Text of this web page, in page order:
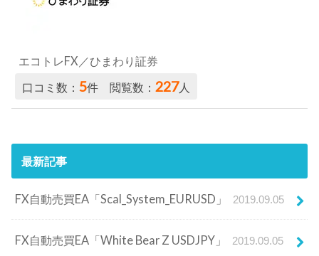
エコトレFX／ひまわり証券
口コミ数：5件 閲覧数：227人
最新記事
FX自動売買EA「Scal_System_EURUSD」 2019.09.05
FX自動売買EA「White Bear Z USDJPY」 2019.09.05